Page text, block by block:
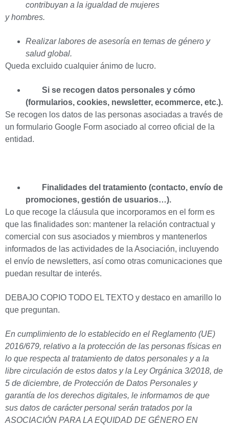
contribuyan a la igualdad de mujeres
y hombres.
Realizar labores de asesoría en temas de género y
salud global.
Queda excluido cualquier ánimo de lucro.
Si se recogen datos personales y cómo
(formularios, cookies, newsletter, ecommerce, etc.).
Se recogen los datos de las personas asociadas a través de
un formulario Google Form asociado al correo oficial de la
entidad.
Finalidades del tratamiento (contacto, envío de
promociones, gestión de usuarios…).
Lo que recoge la cláusula que incorporamos en el form es
que las finalidades son: mantener la relación contractual y
comercial con sus asociados y miembros y mantenerlos
informados de las actividades de la Asociación, incluyendo
el envío de newsletters, así como otras comunicaciones que
puedan resultar de interés.
DEBAJO COPIO TODO EL TEXTO y destaco en amarillo lo
que preguntan.
En cumplimiento de lo establecido en el Reglamento (UE)
2016/679, relativo a la protección de las personas físicas en
lo que respecta al tratamiento de datos personales y a la
libre circulación de estos datos y la Ley Orgánica 3/2018, de
5 de diciembre, de Protección de Datos Personales y
garantía de los derechos digitales, le informamos de que
sus datos de carácter personal serán tratados por la
ASOCIACIÓN PARA LA EQUIDAD DE GÉNERO EN